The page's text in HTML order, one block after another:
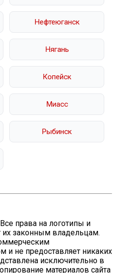
Нефтеюганск
Нягань
Копейск
Миасс
Рыбинск
права на логотипы и
законным владельцам.
не предоставляет никаких
исключительно в
материалов сайта